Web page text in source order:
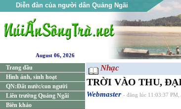
Diễn đàn của người dân Quảng Ngãi
August 06, 2026
Trang đầu
Hình ảnh, sinh hoạt
QN:Đất nước/con người
Liên trường Quảng Ngãi
Biên khảo
Nhạc
TRỜI VÀO THU,
Webmaster - đăng lúc 11:03:37 PM,